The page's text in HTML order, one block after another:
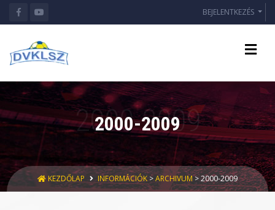
BEJELENTKEZÉS
2000-2009
KEZDŐLAP INFORMÁCIÓK>ARCHIVUM> 2000-2009